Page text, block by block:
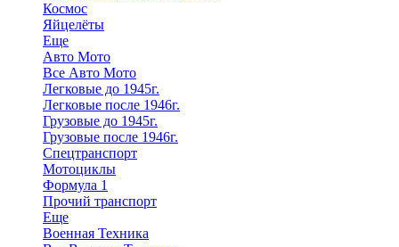
Космос
Яйцелёты
Еще
Авто Мото
Все Авто Мото
Легковые до 1945г.
Легковые после 1946г.
Грузовые до 1945г.
Грузовые после 1946г.
Спецтранспорт
Мотоциклы
Формула 1
Прочий транспорт
Еще
Военная Техника